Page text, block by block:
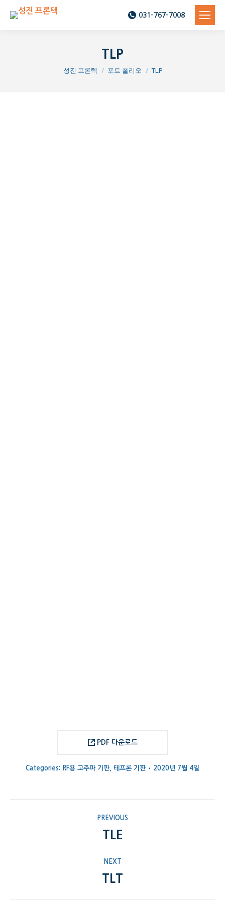
031-767-7008
TLP
You are here:
성진 프론텍 포트 폴리오 TLP
PDF 다운로드
Categories: RF용 고주파 기판, 테프론 기판 2020년 7월 4일
navigation
PREVIOUS
Previous
TLE
NEXT
TLT